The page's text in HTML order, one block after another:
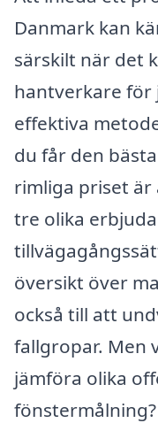
Danmark kan
särskilt när det
hantverkare för
effektiva
du får den
rimliga priset
tre olika
översikt över
också till att
fallgropar. Men
jämföra olika